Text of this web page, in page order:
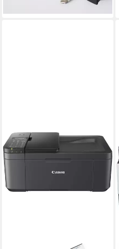
lieferbar - in 2-3 Werktagen bei dir